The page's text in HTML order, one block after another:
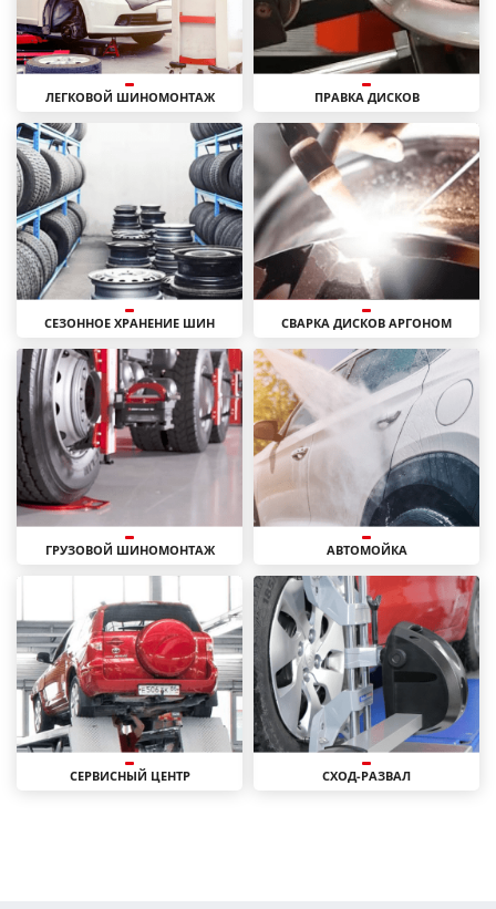
ЛЕГКОВОЙ ШИНОМОНТАЖ ПРАВКА ДИСКОВ
СЕЗОННОЕ ХРАНЕНИЕ ШИН СВАРКА ДИСКОВ АРГОНОМ
ГРУЗОВОЙ ШИНОМОНТАЖ АВТОМОЙКА
СЕРВИСНЫЙ ЦЕНТР СХОД-РАЗВАЛ